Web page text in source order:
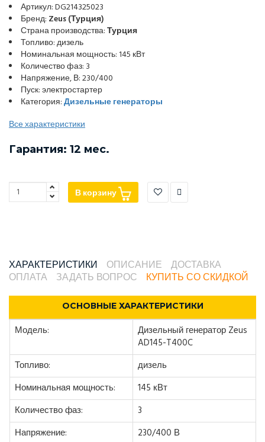
Артикул: DG214325023
Бренд: Zeus (Турция)
Страна производства:Турция
Топливо: дизель
Номинальная мощность: 145 кВт
Количество фаз: 3
Напряжение, В: 230/400
Пуск: электростартер
Категория:Дизельные генераторы
Все характеристики
Гарантия: 12 мес.
В корзину
ХАРАКТЕРИСТИКИ ОПИСАНИЕ
ДОСТАВКА
ОПЛАТА
ЗАДАТЬ ВОПРОС КУПИТЬ СО СКИДКОЙ
ОСНОВНЫЕ ХАРАКТЕРИСТИКИ
Модель:
Дизельный генератор Zeus
AD145-T400C
Топливо:
дизель
Номинальная мощность:
145 кВт
Количество фаз:
3
Напряжение:
230/400 В